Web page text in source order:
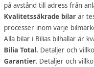
på avstånd till adress från
Kvalitetssäkrade bilar är
processer inom varje
Alla bilar i Bilias bilhallar är
Bilia Total. Detaljer och
Garantier. Detaljer och